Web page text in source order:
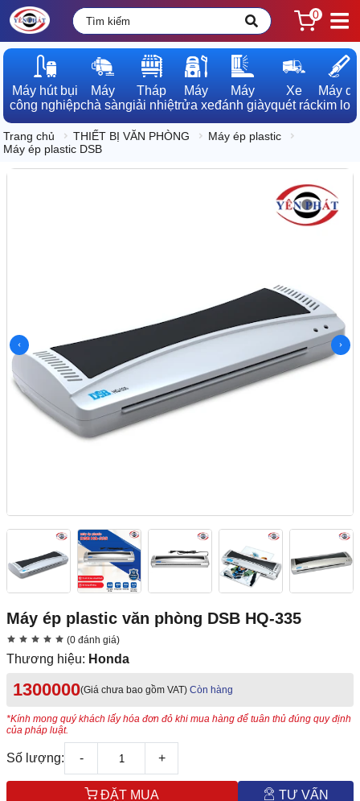
0
Máy hút bụi
công nghiệp
Máy
chà sàn
Tháp
giải nhiệt
Máy
rửa xe
Máy
đánh giày
Xe
quét rác
Máy dò
kim loại
Trang chủ THIẾT BỊ VĂN PHÒNG
Máy ép plastic
Máy ép plastic DSB
Máy ép plastic văn phòng DSB HQ-335
(0 đánh giá)
Thương hiệu: Honda
1300000(Giá chưa bao gồm VAT) Còn hàng
*Kính mong quý khách lấy hóa đơn đỏ khi mua hàng để tuân thủ đúng quy định
của pháp luật.
Số lượng: - +
ĐẶT MUA TƯ VẤN